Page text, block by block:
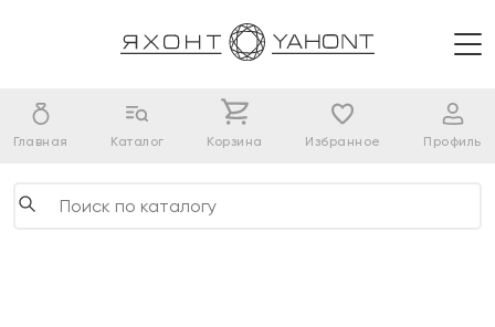
Главная Каталог Корзина Избранное Профиль